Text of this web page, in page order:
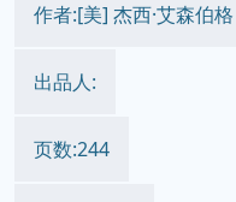
作者:[美] 杰西·艾森伯格
出品人:
页数:244